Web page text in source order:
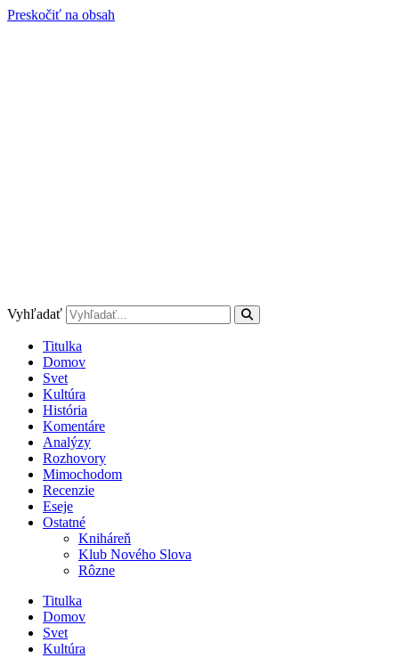
Preskočiť na obsah
Vyhľadať
Titulka
Domov
Svet
Kultúra
História
Komentáre
Analýzy
Rozhovory
Mimochodom
Recenzie
Eseje
Ostatné
Kniháreň
Klub Nového Slova
Rôzne
Titulka
Domov
Svet
Kultúra